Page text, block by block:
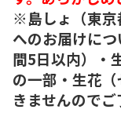
※島しょ（東京
へのお届けに
間5日以内）・
の一部・生花
きませんのでご